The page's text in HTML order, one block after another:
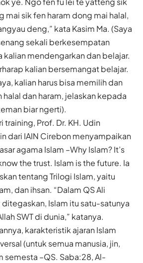
mai sik fen haram dong mai halal,
deng,” kata Kasim Ma. (Saya
sekali berkesempatan
kalian mendengarkan dan belajar.
kalian bersemangat belajar.
kalian harus bisa memilih dan
halal dan haram, jelaskan kepada
biar ngerti).
training, Prof. Dr. KH. Udin
dari IAIN Cirebon menyampaikan
agama Islam –Why Islam? It’s
the trust. Islam is the future. Ia
tentang Trilogi Islam, yaitu
dan ihsan. “Dalam QS Ali
ditegaskan, Islam itu satu-satunya
SWT di dunia,” katanya.
karakteristik ajaran Islam
(untuk semua manusia, jin,
semesta –QS. Saba:28, Al-